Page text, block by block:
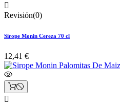

Revisión(0)
Sirope Monin Cereza 70 cl
12,41 €
